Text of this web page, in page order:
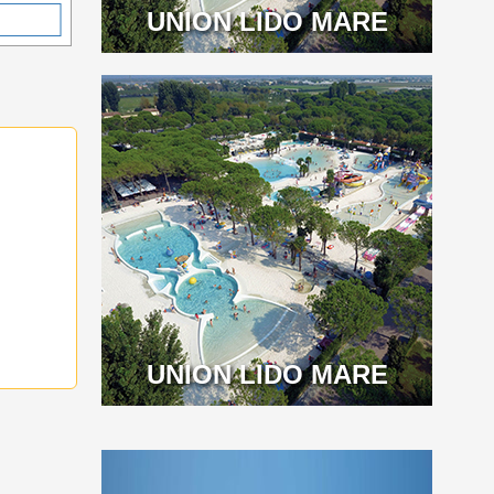
UNION LIDO MARE
UNION LIDO MARE